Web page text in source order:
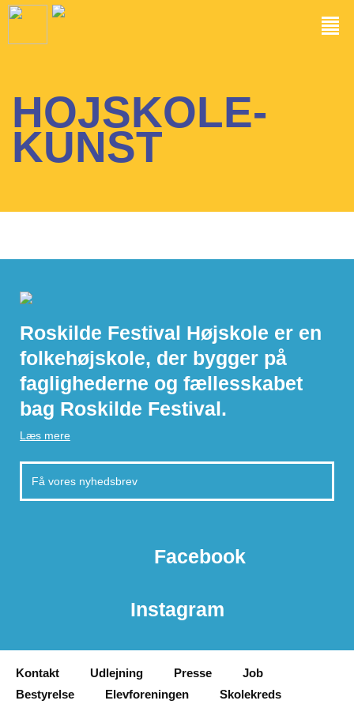
HOJSKOLE-
KUNST
Roskilde Festival Højskole er en
folkehøjskole, der bygger på
faglighederne og fællesskabet
bag Roskilde Festival.
Læs mere
Facebook
Instagram
Kontakt Udlejning Presse
Job
Bestyrelse
Elevforeningen Skolekreds